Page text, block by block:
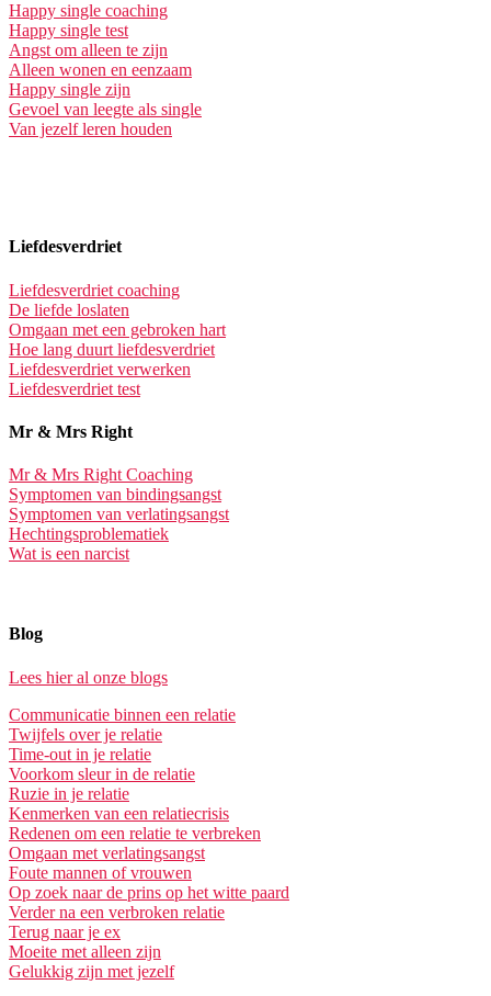
Happy single coaching
Happy single test
Angst om alleen te zijn
Alleen wonen en eenzaam
Happy single zijn
Gevoel van leegte als single
Van jezelf leren houden
Liefdesverdriet
Liefdesverdriet coaching
De liefde loslaten
Omgaan met een gebroken hart
Hoe lang duurt liefdesverdriet
Liefdesverdriet verwerken
Liefdesverdriet test
Mr & Mrs Right
Mr & Mrs Right Coaching
Symptomen van bindingsangst
Symptomen van verlatingsangst
Hechtingsproblematiek
Wat is een narcist
Blog
Lees hier al onze blogs
Communicatie binnen een relatie
Twijfels over je relatie
Time-out in je relatie
Voorkom sleur in de relatie
Ruzie in je relatie
Kenmerken van een relatiecrisis
Redenen om een relatie te verbreken
Omgaan met verlatingsangst
Foute mannen of vrouwen
Op zoek naar de prins op het witte paard
Verder na een verbroken relatie
Terug naar je ex
Moeite met alleen zijn
Gelukkig zijn met jezelf